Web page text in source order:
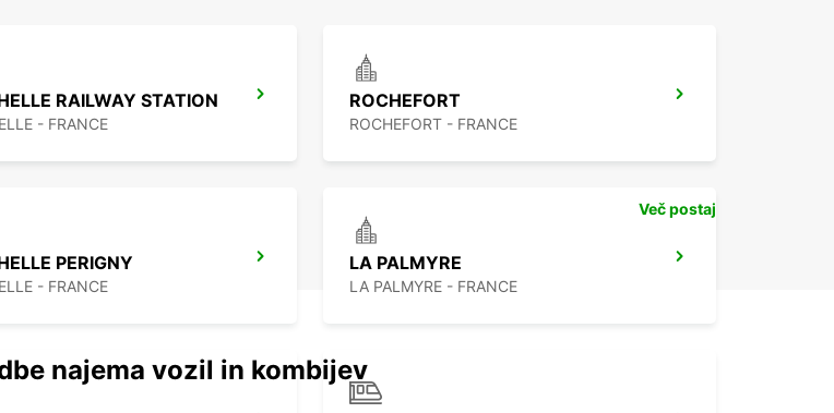
RAILWAY STATION
- FRANCE
ROCHEFORT
ROCHEFORT - FRANCE
PERIGNY
- FRANCE
LA PALMYRE
LA PALMYRE - FRANCE
Več postaj
najema vozil in kombijev